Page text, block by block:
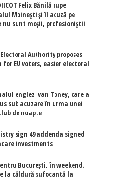
Felix Bănilă rupe
Moinești și îl acuză pe
nu sunt moșii, profesioniștii
Authority proposes
EU voters, easier electoral
englez Ivan Toney, care a
sub acuzare în urma unei
de noapte
sign 49 addenda signed
investments
București, în weekend.
la căldură sufocantă la